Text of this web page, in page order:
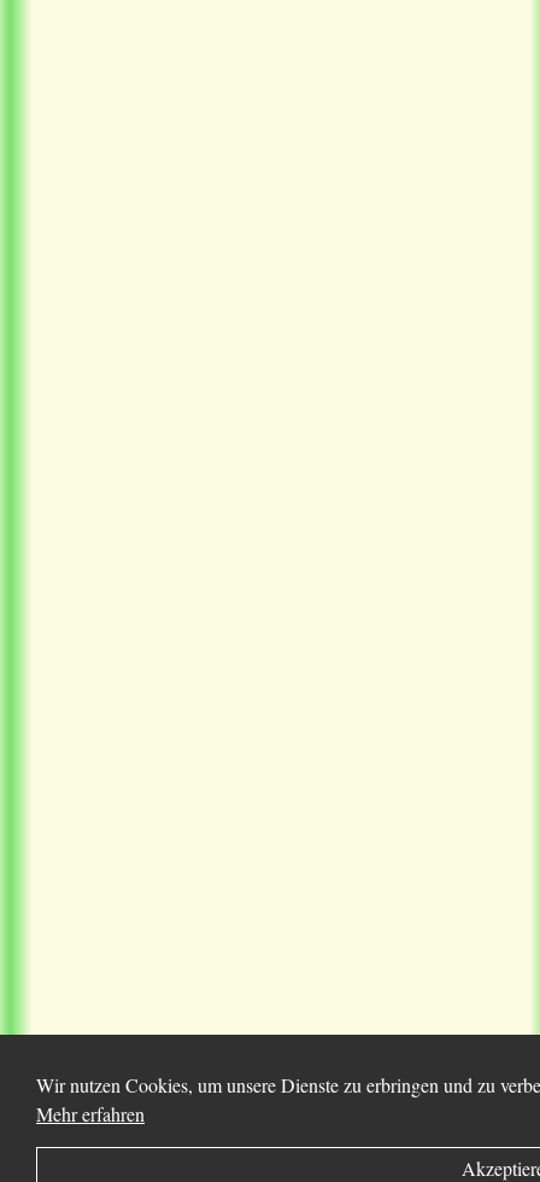
Wir nutzen Cookies, um unsere Dienste zu erbringen und zu
Mehr erfahren